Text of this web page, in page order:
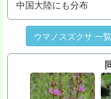
中国大陸にも分布
ウマノスズクサ 一覧